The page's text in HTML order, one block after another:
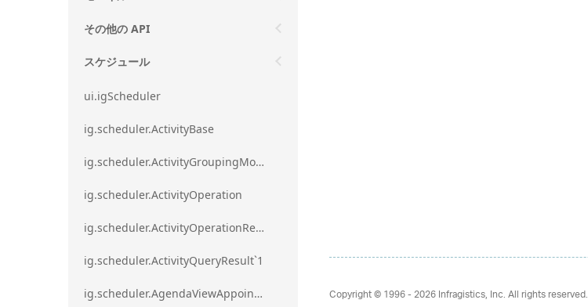
その他の API
スケジュール
ui.igScheduler
ig.scheduler.ActivityBase
ig.scheduler.ActivityGroupingMode
ig.scheduler.ActivityOperation
ig.scheduler.ActivityOperationResult`1
ig.scheduler.ActivityQueryResult`1
ig.scheduler.AgendaViewAppointmentScope Copyright © 1996 - 2026Infragistics, Inc. All rights reserved.